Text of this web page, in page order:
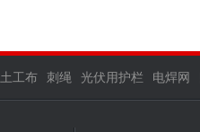
土工布 刺绳 光伏用护栏 电焊网